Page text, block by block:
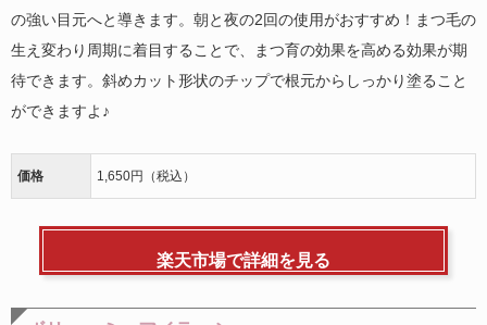
の強い目元へと導きます。朝と夜の2回の使用がおすすめ！まつ毛の
生え変わり周期に着目することで、まつ育の効果を高める効果が期
待できます。斜めカット形状のチップで根元からしっかり塗ること
ができますよ♪
価格 1,650円（税込）
楽天市場で詳細を見る